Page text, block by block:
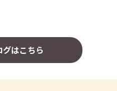
はこちら